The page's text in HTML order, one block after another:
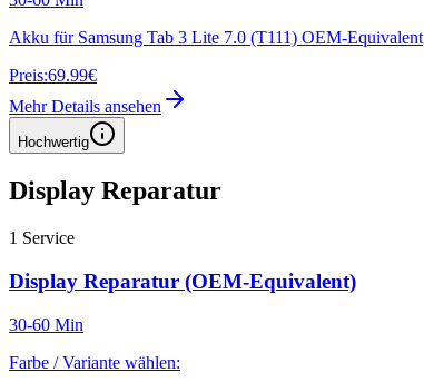
Akku für Samsung Tab 3 Lite 7.0 (T111) OEM-Equivalent
Preis:69.99€
Mehr Details ansehen
Hochwertig
Display Reparatur
1 Service
Display Reparatur (OEM-Equivalent)
30-60 Min
Farbe / Variante wählen: